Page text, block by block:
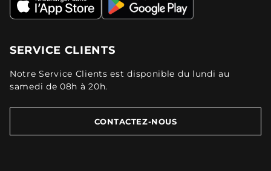
SERVICE CLIENTS
Notre Service Clients est disponible du lundi au
samedi de 08h à 20h.
CONTACTEZ-NOUS